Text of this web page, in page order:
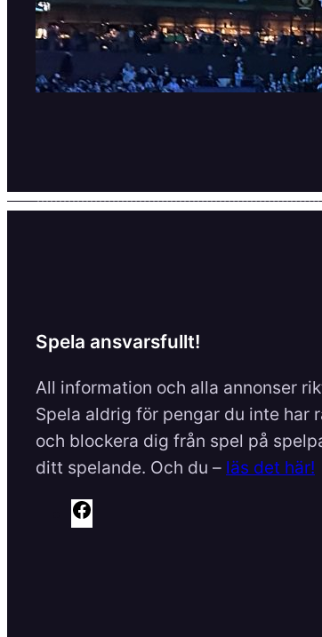
SHL är tillbaka!
11 september, 2025
Spela ansvarsfullt!
All information och alla annonser
Spela aldrig för pengar du inte har
och blockera dig från spel på
ditt spelande. Och du – läs det här!